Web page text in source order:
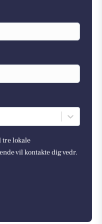
tre lokale
vil kontakte dig vedr.